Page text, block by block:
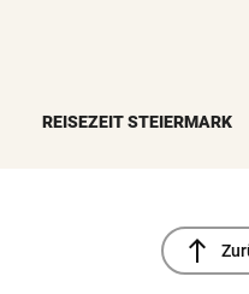
REISEZEIT STEIERMARK
north